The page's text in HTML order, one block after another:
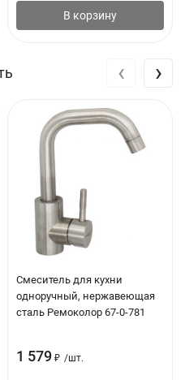
В корзину
Смеситель для кухни
одноручный, нержавеющая
сталь Ремоколор 67-0-781
1 579 ₽ /шт.
‹ ›